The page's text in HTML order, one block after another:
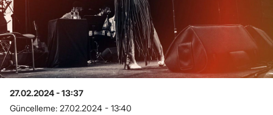
27.02.2024 - 13:37
Güncelleme: 27.02.2024 - 13:40